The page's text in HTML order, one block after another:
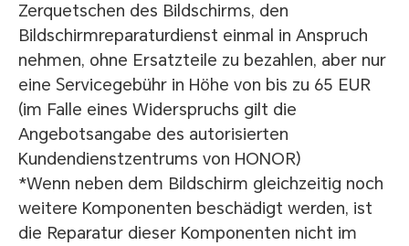
Zerquetschen des Bildschirms, den
Bildschirmreparaturdienst einmal in Anspruch
nehmen, ohne Ersatzteile zu bezahlen, aber nur
eine Servicegebühr in Höhe von bis zu 65 EUR
(im Falle eines Widerspruchs gilt die
Angebotsangabe des autorisierten
Kundendienstzentrums von HONOR)
*Wenn neben dem Bildschirm gleichzeitig noch
weitere Komponenten beschädigt werden, ist
die Reparatur dieser Komponenten nicht im